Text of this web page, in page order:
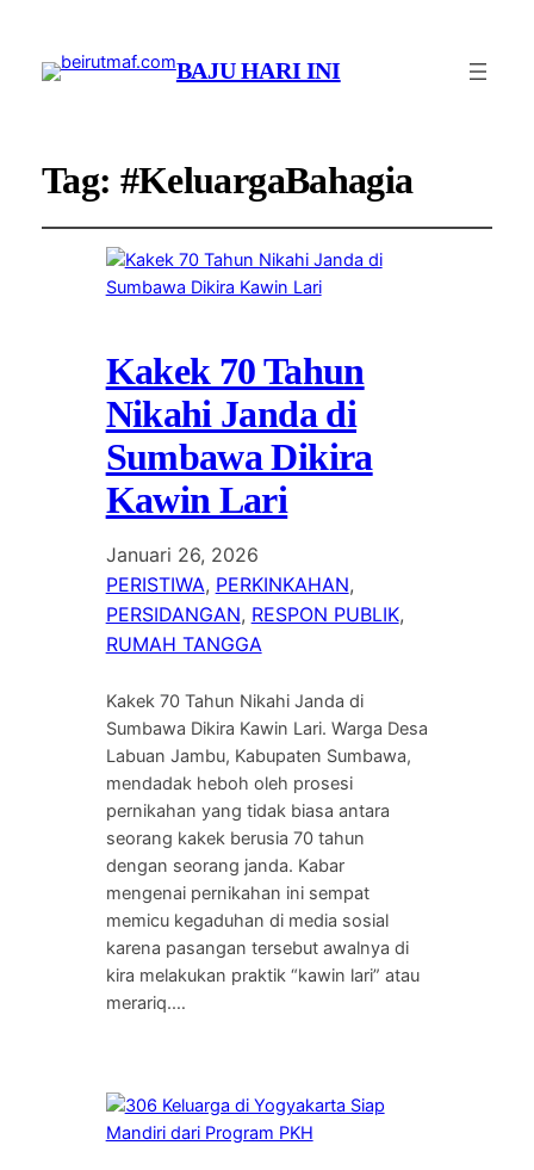
BAJU HARI INI
Tag: #KeluargaBahagia
Kakek 70 Tahun
Nikahi Janda di
Sumbawa Dikira
Kawin Lari
Januari 26, 2026
PERISTIWA, PERKINKAHAN
PERSIDANGAN, RESPON PUBLIK
RUMAH TANGGA
Kakek 70 Tahun Nikahi Janda di
Sumbawa Dikira Kawin Lari. Warga Desa
Labuan Jambu, Kabupaten Sumbawa,
mendadak heboh oleh prosesi
pernikahan yang tidak biasa antara
seorang kakek berusia 70 tahun
dengan seorang janda. Kabar
mengenai pernikahan ini sempat
memicu kegaduhan di media sosial
karena pasangan tersebut awalnya di
kira melakukan praktik “kawin lari” atau
merariq.…